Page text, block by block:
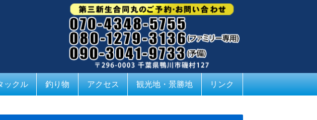
ックル 釣り物 アクセス 観光地・景勝地 リンク